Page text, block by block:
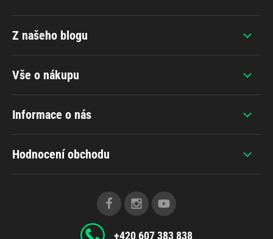
Vše o nákupu
Informace o nás
Hodnocení obchodu
+420 607 383 838
Z našeho blogu